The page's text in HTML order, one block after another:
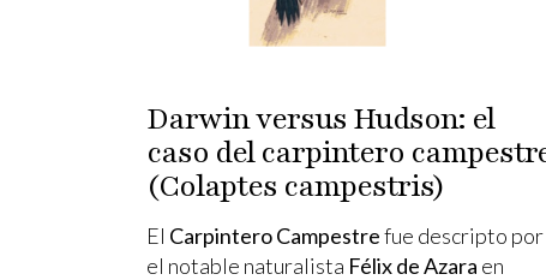
Darwin versus Hudson: el
caso del carpintero
(Colaptes campestris)
El Carpintero Campestrefue descripto por
el notable naturalista Félix de Azara en